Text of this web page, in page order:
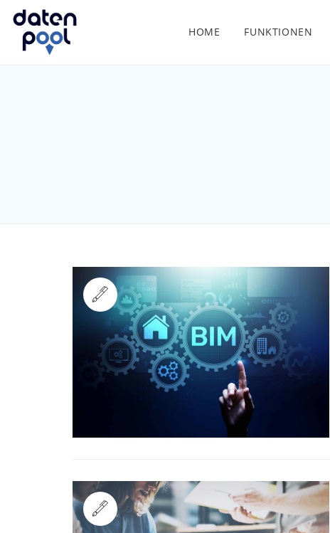
HOME FUNKTIONEN
Standard